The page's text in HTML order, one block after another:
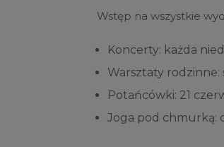
Wstęp na wszystkie
Koncerty: każda
Warsztaty rodzinne:
Potańcówki: 21
Joga pod chmurką: